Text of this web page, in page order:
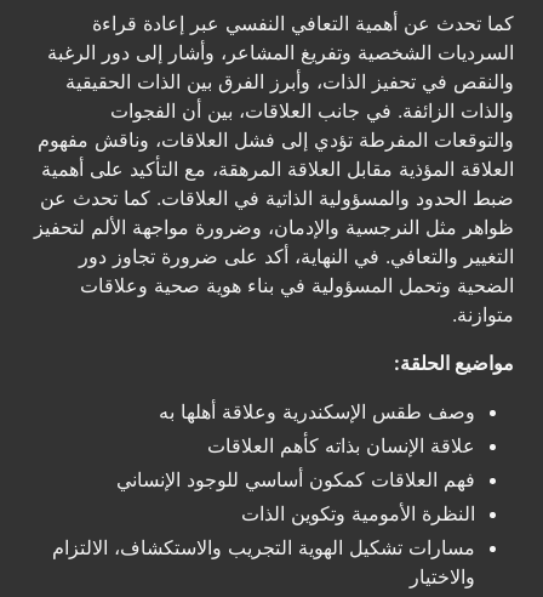
كما تحدث عن أهمية التعافي النفسي عبر إعادة قراءة
السرديات الشخصية وتفريغ المشاعر، وأشار إلى دور الرغبة
والنقص في تحفيز الذات، وأبرز الفرق بين الذات الحقيقية
والذات الزائفة. في جانب العلاقات، بين أن الفجوات
والتوقعات المفرطة تؤدي إلى فشل العلاقات، وناقش مفهوم
العلاقة المؤذية مقابل العلاقة المرهقة، مع التأكيد على أهمية
ضبط الحدود والمسؤولية الذاتية في العلاقات. كما تحدث عن
ظواهر مثل النرجسية والإدمان، وضرورة مواجهة الألم لتحفيز
التغيير والتعافي. في النهاية، أكد على ضرورة تجاوز دور
الضحية وتحمل المسؤولية في بناء هوية صحية وعلاقات
متوازنة.
مواضيع الحلقة:
وصف طقس الإسكندرية وعلاقة أهلها به
علاقة الإنسان بذاته كأهم العلاقات
فهم العلاقات كمكون أساسي للوجود الإنساني
النظرة الأمومية وتكوين الذات
مسارات تشكيل الهوية التجريب والاستكشاف، الالتزام
والاختيار